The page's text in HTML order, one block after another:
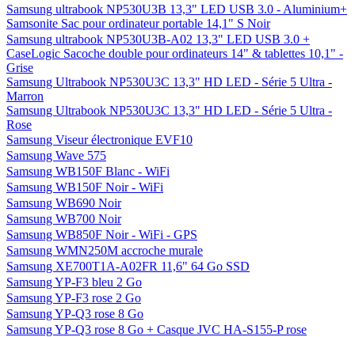
Samsung ultrabook NP530U3B 13,3" LED USB 3.0 - Aluminium+
Samsonite Sac pour ordinateur portable 14,1" S Noir
Samsung ultrabook NP530U3B-A02 13,3" LED USB 3.0 +
CaseLogic Sacoche double pour ordinateurs 14" & tablettes 10,1" -
Grise
Samsung Ultrabook NP530U3C 13,3" HD LED - Série 5 Ultra -
Marron
Samsung Ultrabook NP530U3C 13,3" HD LED - Série 5 Ultra -
Rose
Samsung Viseur électronique EVF10
Samsung Wave 575
Samsung WB150F Blanc - WiFi
Samsung WB150F Noir - WiFi
Samsung WB690 Noir
Samsung WB700 Noir
Samsung WB850F Noir - WiFi - GPS
Samsung WMN250M accroche murale
Samsung XE700T1A-A02FR 11,6" 64 Go SSD
Samsung YP-F3 bleu 2 Go
Samsung YP-F3 rose 2 Go
Samsung YP-Q3 rose 8 Go
Samsung YP-Q3 rose 8 Go + Casque JVC HA-S155-P rose